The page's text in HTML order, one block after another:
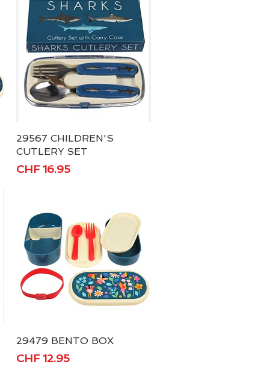
Schnellansicht
29567 CHILDREN'S
CUTLERY SET
Preis
CHF 16.95
Schnellansicht
29479 BENTO BOX
Preis
CHF 12.95